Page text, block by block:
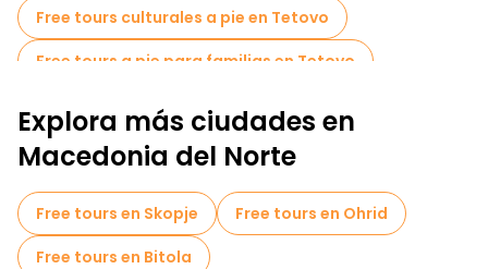
Free tours culturales a pie en Tetovo
Free tours a pie para familias en Tetovo
Free tour por el casco antiguo en Tetovo
Explora más ciudades en
Macedonia del Norte
Free tours en Skopje
Free tours en Ohrid
Free tours en Bitola